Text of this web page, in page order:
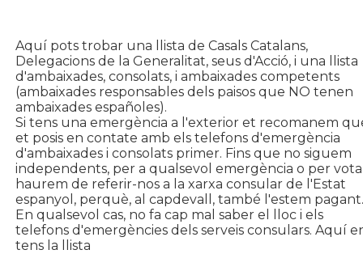
Aquí pots trobar una llista de Casals Catalans,
Delegacions de la Generalitat, seus d'Acció, i una llista
d'ambaixades, consolats, i ambaixades competents
(ambaixades responsables dels paisos que NO tenen
ambaixades españoles).
Si tens una emergència a l'exterior et recomanem
et posis en contate amb els telefons d'emergència
d'ambaixades i consolats primer. Fins que no siguem
independents, per a qualsevol emergència o per
haurem de referir-nos a la xarxa consular de l'Estat
espanyol, perquè, al capdevall, també l'estem pagant.
En qualsevol cas, no fa cap mal saber el lloc i els
telefons d'emergències dels serveis consulars. Aquí
tens la llista